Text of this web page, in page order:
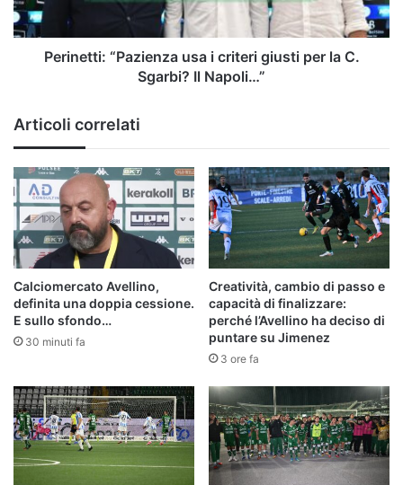
la
C.
Sgarbi?Perinetti: “Pazienza usa i criteri giusti per la C.
Sgarbi? Il Napoli…”
Articoli correlati
Calciomercato Avellino,
definita una doppia cessione.
E sullo sfondo…
30 minuti fa
Creatività, cambio di passo e
capacità di finalizzare:
perché l’Avellino ha deciso di
puntare su Jimenez
3 ore fa